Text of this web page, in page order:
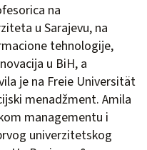
na
u Sarajevu, na
tehnologije,
u BiH, a
je na Freie Universität
menadžment. Amila
managementu i
univerzitetskog